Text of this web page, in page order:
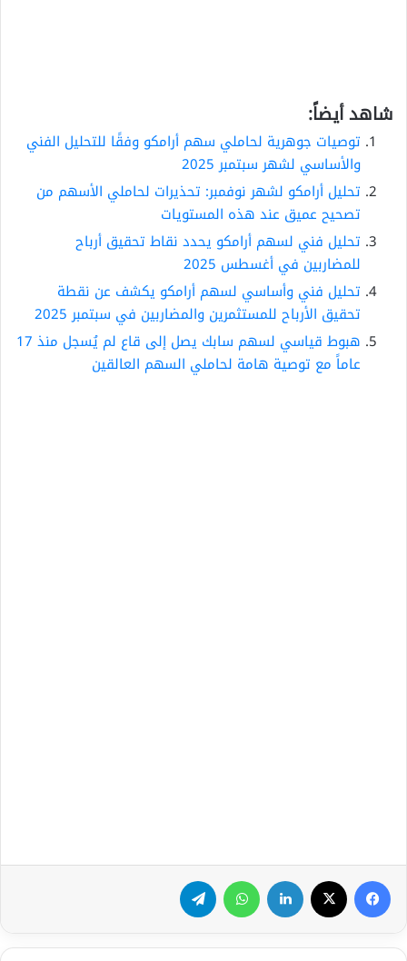
شاهد أيضاً:
توصيات جوهرية لحاملي سهم أرامكو وفقًا للتحليل الفني
والأساسي لشهر سبتمبر 2025
تحليل أرامكو لشهر نوفمبر: تحذيرات لحاملي الأسهم من
تصحيح عميق عند هذه المستويات
تحليل فني لسهم أرامكو يحدد نقاط تحقيق أرباح
للمضاربين في أغسطس 2025
تحليل فني وأساسي لسهم أرامكو يكشف عن نقطة
تحقيق الأرباح للمستثمرين والمضاربين في سبتمبر 2025
هبوط قياسي لسهم سابك يصل إلى قاع لم يُسجل منذ 17
عاماً مع توصية هامة لحاملي السهم العالقين
فيسبوك لينكدإن واتساب